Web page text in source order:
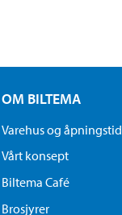
OM BILTEMA
Varehus og
Vårt konsept
Biltema Café
Brosjyrer